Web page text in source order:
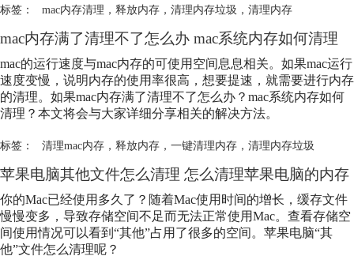
标签： mac内存清理 ， 释放内存， 清理内存垃圾 ， 清理内存
mac内存满了清理不了怎么办 mac系统内存如何清理
mac的运行速度与mac内存的可使用空间息息相关。如果mac运行
速度变慢，说明内存的使用率很高，想要提速，就需要进行内存
的清理。如果mac内存满了清理不了怎么办？mac系统内存如何
清理？本文将会与大家详细分享相关的解决方法。
标签： 清理mac内存， 释放内存， 一键清理内存， 清理内存垃圾
苹果电脑其他文件怎么清理 怎么清理苹果电脑的内存
你的Mac已经使用多久了？随着Mac使用时间的增长，缓存文件
慢慢变多，导致存储空间不足而无法正常使用Mac。查看存储空
间使用情况可以看到“其他”占用了很多的空间。苹果电脑“其
他”文件怎么清理呢？